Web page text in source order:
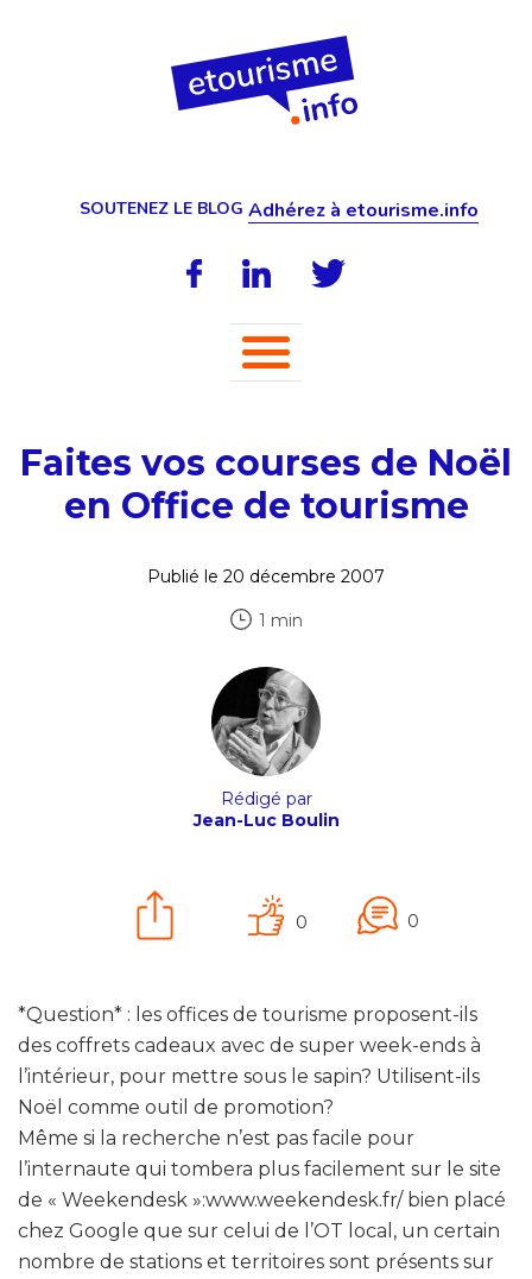
SOUTENEZ LE BLOG Adhérez à etourisme.info
Faites vos courses de Noël
en Office de tourisme
Publié le 20 décembre 2007
1 min
Rédigé par
Jean-Luc Boulin
0 0
*Question* : les offices de tourisme proposent-ils
des coffrets cadeaux avec de super week-ends à
l’intérieur, pour mettre sous le sapin? Utilisent-ils
Noël comme outil de promotion?
Même si la recherche n’est pas facile pour
l’internaute qui tombera plus facilement sur le site
de « Weekendesk »:www.weekendesk.fr/ bien placé
chez Google que sur celui de l’OT local, un certain
nombre de stations et territoires sont présents sur